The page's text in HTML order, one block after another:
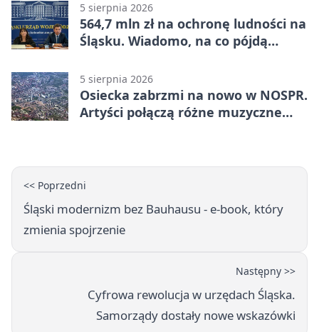
5 sierpnia 2026
564,7 mln zł na ochronę ludności na
Śląsku. Wiadomo, na co pójdą
5 sierpnia 2026
Osiecka zabrzmi na nowo w NOSPR.
Artyści połączą różne muzyczne
<< Poprzedni
Śląski modernizm bez Bauhausu - e-book, który
zmienia spojrzenie
Następny >>
Cyfrowa rewolucja w urzędach Śląska.
Samorządy dostały nowe wskazówki